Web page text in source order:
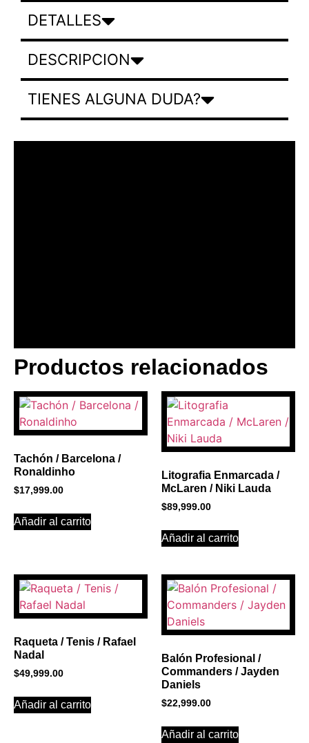
DETALLES
DESCRIPCION
TIENES ALGUNA DUDA?
BANNER CON
PROMOCIONES 1
Click Here
Productos relacionados
Tachón / Barcelona /
Ronaldinho
$17,999.00
Añadir al carrito
Litografia Enmarcada /
McLaren / Niki Lauda
$89,999.00
Añadir al carrito
Raqueta / Tenis / Rafael
Nadal
$49,999.00
Añadir al carrito
Balón Profesional /
Commanders / Jayden
Daniels
$22,999.00
Añadir al carrito